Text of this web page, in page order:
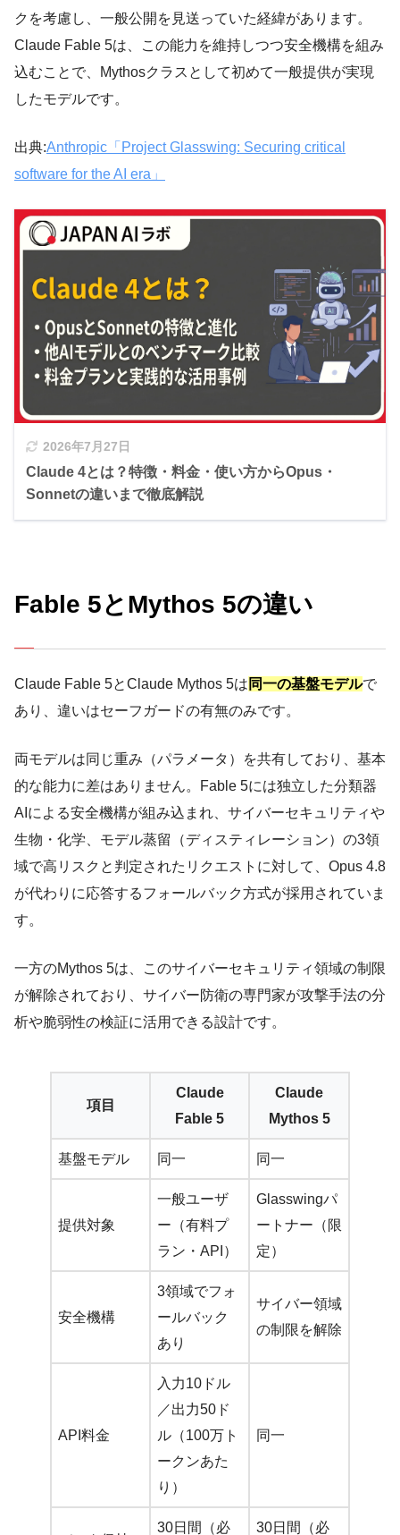
クを考慮し、一般公開を見送っていた経緯があります。
Claude Fable 5は、この能力を維持しつつ安全機構を組み
込むことで、Mythosクラスとして初めて一般提供が実現
したモデルです。
出典:Anthropic「Project Glasswing: Securing critical
software for the AI era」
2026年7月27日
Claude 4とは？特徴・料金・使い方からOpus・
Sonnetの違いまで徹底解説
Fable 5とMythos 5の違い
Claude Fable 5とClaude Mythos 5は 同一の基盤モデルで
あり、違いはセーフガードの有無のみです。
両モデルは同じ重み（パラメータ）を共有しており、基本
的な能力に差はありません。Fable 5には独立した分類器
AIによる安全機構が組み込まれ、サイバーセキュリティや
生物・化学、モデル蒸留（ディスティレーション）の3領
域で高リスクと判定されたリクエストに対して、Opus 4.8
が代わりに応答するフォールバック方式が採用されていま
す。
一方のMythos 5は、このサイバーセキュリティ領域の制限
が解除されており、サイバー防衛の専門家が攻撃手法の分
析や脆弱性の検証に活用できる設計です。
項目
Claude
Fable 5
Claude
Mythos 5
基盤モデル 同一 同一
提供対象
一般ユーザ
ー（有料プ
ラン・API）
Glasswingパ
ートナー（限
定）
安全機構
3領域でフォ
ールバック
あり
サイバー領域
の制限を解除
API料金
入力10ドル
／出力50ド
ル（100万ト
ークンあた
り）
同一
30日間（必 30日間（必